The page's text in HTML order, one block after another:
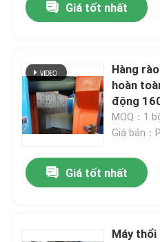
Giá tốt nhất
Hàng
hoàn
động
MOQ：1
Giá bán：
Giá tốt nhất
Máy